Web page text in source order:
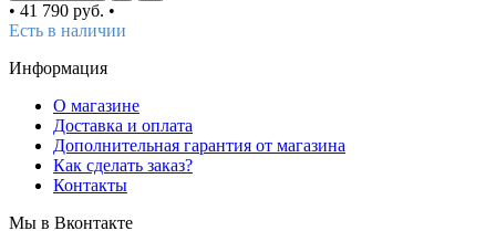
• 41 790 руб. •
Есть в наличии
Информация
О магазине
Доставка и оплата
Дополнительная гарантия от магазина
Как сделать заказ?
Контакты
Мы в Вконтакте